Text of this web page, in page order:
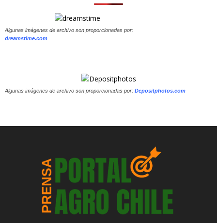
Algunas imágenes de archivo son proporcionadas por:
dreamstime.com
Algunas imágenes de archivo son proporcionadas por: Depositphotos.com